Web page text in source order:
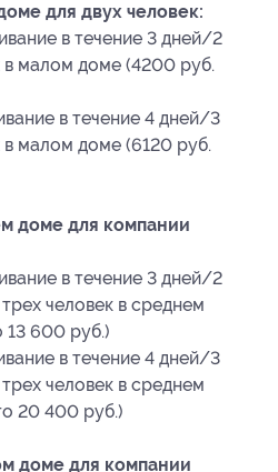
для двух человек:
в течение 3 дней/2
в малом доме (4200 руб.
в течение 4 дней/3
в малом доме (6120 руб.
доме для компании
в течение 3 дней/2
человек в среднем
13 600 руб.)
в течение 4 дней/3
человек в среднем
20 400 руб.)
доме для компании